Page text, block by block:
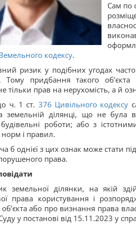
Сам по
кодексу.
ризик у подібних угодах
Тому придбання такого
тільки прав на нерухомість, а й
ч. 1 ст. 376 Цивільного кодексу
земельній ділянці, що не була
роботи; або з
і правил.
б однієї з цих ознак може стати
права.
земельної ділянки, на якій
права користування і
або про визнання права
у постанові від 15.11.2023 у